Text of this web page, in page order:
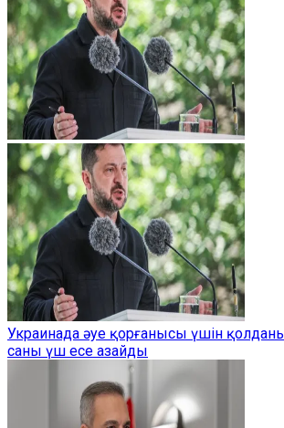
Украинада әуе қорғанысы үшін
саны үш есе азайды